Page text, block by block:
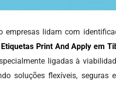
lidam com
Print And Apply em
ligadas à
soluções flexíveis, seguras